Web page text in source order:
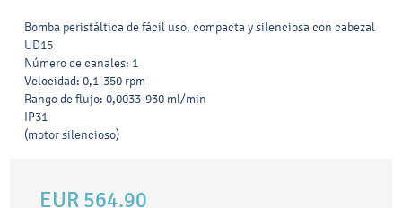
Bomba peristáltica de fácil uso, compacta y silenciosa con cabezal
UD15
Número de canales: 1
Velocidad: 0,1-350 rpm
Rango de flujo: 0,0033-930 ml/min
IP31
(motor silencioso)
EUR 564.90